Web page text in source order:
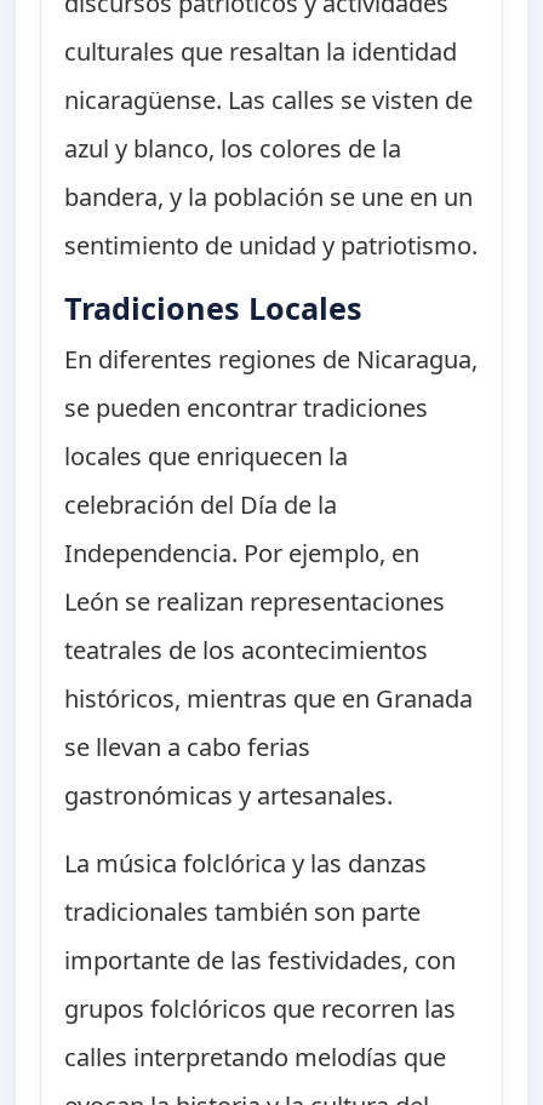
culturales que resaltan la identidad
nicaragüense. Las calles se visten de
azul y blanco, los colores de la
bandera, y la población se une en un
sentimiento de unidad y patriotismo.
Tradiciones Locales
En diferentes regiones de Nicaragua,
se pueden encontrar tradiciones
locales que enriquecen la
celebración del Día de la
Independencia. Por ejemplo, en
León se realizan representaciones
teatrales de los acontecimientos
históricos, mientras que en Granada
se llevan a cabo ferias
gastronómicas y artesanales.
La música folclórica y las danzas
tradicionales también son parte
importante de las festividades, con
grupos folclóricos que recorren las
calles interpretando melodías que